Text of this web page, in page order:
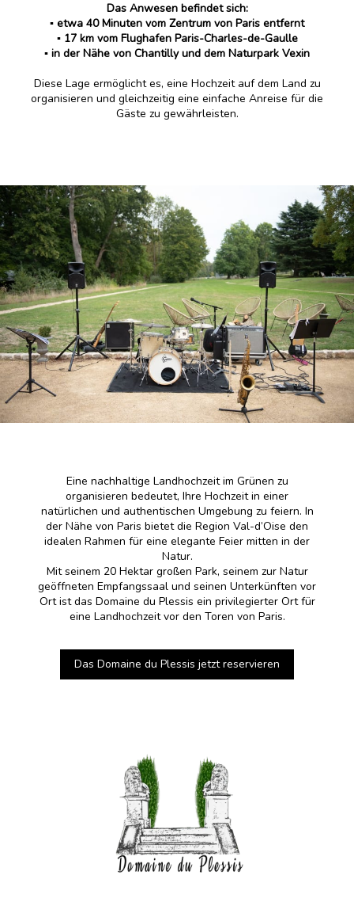
Das Anwesen befindet sich:
▪️ etwa 40 Minuten vom Zentrum von Paris entfernt
▪️ 17 km vom Flughafen Paris-Charles-de-Gaulle
▪️ in der Nähe von Chantilly und dem Naturpark Vexin
Diese Lage ermöglicht es, eine Hochzeit auf dem Land zu
organisieren und gleichzeitig eine einfache Anreise für die
Gäste zu gewährleisten.
Eine nachhaltige Landhochzeit im Grünen zu
organisieren bedeutet, Ihre Hochzeit in einer
natürlichen und authentischen Umgebung zu feiern. In
der Nähe von Paris bietet die Region Val-d’Oise den
idealen Rahmen für eine elegante Feier mitten in der
Natur.
Mit seinem 20 Hektar großen Park, seinem zur Natur
geöffneten Empfangssaal und seinen Unterkünften vor
Ort ist das Domaine du Plessis ein privilegierter Ort für
eine Landhochzeit vor den Toren von Paris.
Das Domaine du Plessis jetzt reservieren